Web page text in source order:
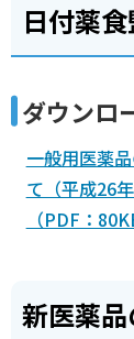
日付薬
ダウンロ
一般用医薬
て（平成26
（PDF：
新医薬